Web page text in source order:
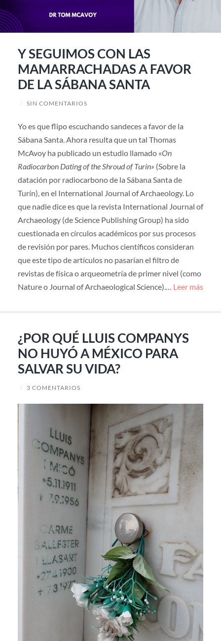
Y SEGUIMOS CON LAS
MAMARRACHADAS A FAVOR
DE LA SÁBANA SANTA
/ SIN COMENTARIOS
Yo es que flipo escuchando sandeces a favor de la
Sábana Santa. Ahora resulta que un tal Thomas
McAvoy ha publicado un estudio llamado «On
Radiocarbon Dating of the Shroud of Turin» (Sobre la
datación por radiocarbono de la Sábana Santa de
Turín), en el International Journal of Archaeology. Lo
que nadie dice es que la revista International Journal of
Archaeology (de Science Publishing Group) ha sido
cuestionada en círculos académicos por sus procesos
de revisión por pares. Muchos científicos consideran
que este tipo de artículos no pasarían el filtro de
revistas de física o arqueometría de primer nivel (como
Nature o Journal of Archaeological Science).… Leer más
¿POR QUÉ LLUIS COMPANYS
NO HUYÓ A MÉXICO PARA
SALVAR SU VIDA?
/ 3 COMENTARIOS